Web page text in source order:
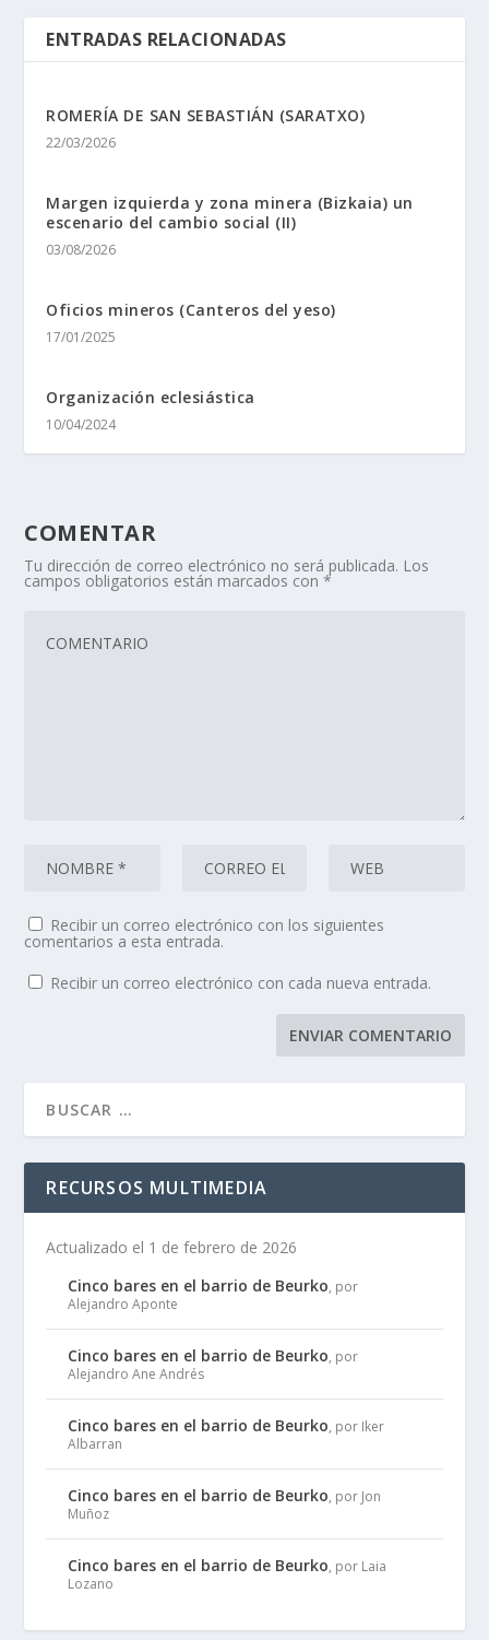
ENTRADAS RELACIONADAS
ROMERÍA DE SAN SEBASTIÁN (SARATXO)
22/03/2026
Margen izquierda y zona minera (Bizkaia) un
escenario del cambio social (II)
03/08/2026
Oficios mineros (Canteros del yeso)
17/01/2025
Organización eclesiástica
10/04/2024
COMENTAR
Tu dirección de correo electrónico no será publicada. Los
campos obligatorios están marcados con*
Recibir un correo electrónico con los siguientes
comentarios a esta entrada.
Recibir un correo electrónico con cada nueva entrada.
RECURSOS MULTIMEDIA
Actualizado el 1 de febrero de 2026
Cinco bares en el barrio de Beurko, por
Alejandro Aponte
Cinco bares en el barrio de Beurko, por
Alejandro Ane Andrés
Cinco bares en el barrio de Beurko, por Iker
Albarran
Cinco bares en el barrio de Beurko, por Jon
Muñoz
Cinco bares en el barrio de Beurko, por Laia
Lozano